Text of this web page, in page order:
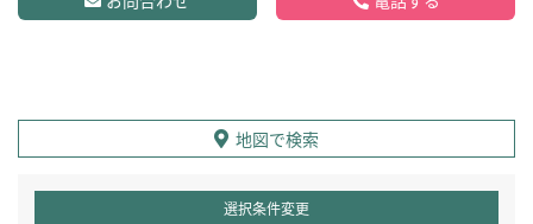
地図で検索
選択条件変更